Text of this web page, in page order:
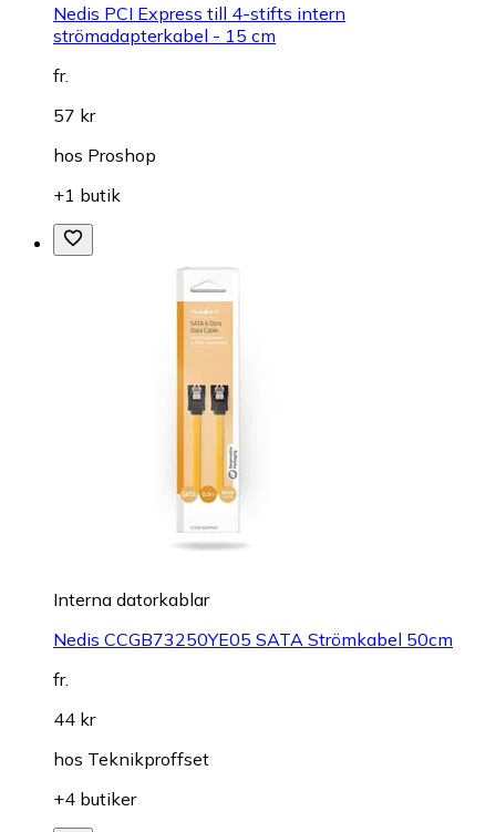
Nedis PCI Express till 4-stifts intern
strömadapterkabel - 15 cm
fr.
57 kr
hos Proshop
+1 butik
Interna datorkablar
Nedis CCGB73250YE05 SATA Strömkabel 50cm
fr.
44 kr
hos Teknikproffset
+4 butiker